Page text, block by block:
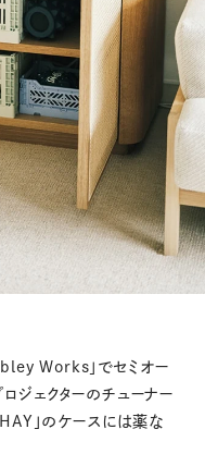
Works」でセミオー
ジェクターのチューナー
HAY」のケースには薬な